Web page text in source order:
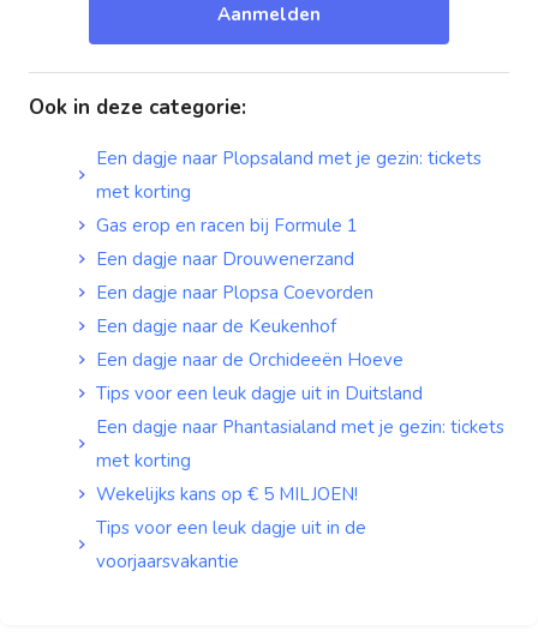
Aanmelden
Ook in deze categorie:
Een dagje naar Plopsaland met je gezin: tickets
met korting
Gas erop en racen bij Formule 1
Een dagje naar Drouwenerzand
Een dagje naar Plopsa Coevorden
Een dagje naar de Keukenhof
Een dagje naar de Orchideeën Hoeve
Tips voor een leuk dagje uit in Duitsland
Een dagje naar Phantasialand met je gezin: tickets
met korting
Wekelijks kans op € 5 MILJOEN!
Tips voor een leuk dagje uit in de
voorjaarsvakantie